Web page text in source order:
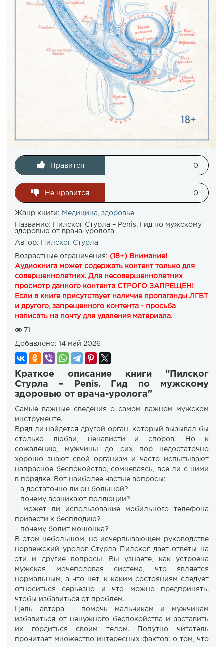
Нравится 0
Не нравится 0
Жанр книги: Медицина, здоровье
Название: Пилског Стурла – Penis. Гид по мужскому
здоровью от врача-уролога
Автор:
Пилског Стурла
Возрастные ограничения: (18+) Внимание!
Аудиокнига может содержать контент только для
совершеннолетних. Для несовершеннолетних
просмотр данного контента СТРОГО ЗАПРЕЩЕН!
Если в книге присутствует наличие пропаганды ЛГБТ
и другого, запрещенного контента - просьба
написать на почту для удаления материала.
71
Добавлено: 14 май 2026
Краткое описание книги "Пилског
Стурла – Penis. Гид по мужскому
здоровью от врача-уролога"
Самые важные сведения о самом важном мужском
инструменте.
Вряд ли найдется другой орган, который вызывал бы
столько любви, ненависти и споров. Но к
сожалению, мужчины до сих пор недостаточно
хорошо знают свой организм и часто испытывают
напрасное беспокойство, сомневаясь, все ли с ними
в порядке. Вот наиболее частые вопросы:
– а достаточно ли он большой?
– почему возникают поллюции?
– может ли использование мобильного телефона
привести к бесплодию?
– почему болит мошонка?
В этом небольшом, но исчерпывающем руководстве
норвежский уролог Стурла Пилског дает ответы на
эти и другие вопросы. Вы узнаете, как устроена
мужская мочеполовая система, что является
нормальным, а что нет, к каким состояниям следует
относиться серьезно и что можно предпринять,
чтобы избавиться от проблем.
Цель автора – помочь мальчикам и мужчинам
избавиться от ненужного беспокойства и заставить
их гордиться своим телом. Попутно читатель
прочитает множество интересных фактов: о том, что